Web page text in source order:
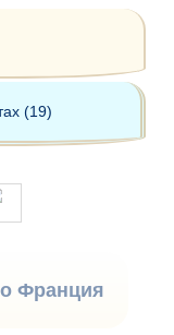
(19)
Франция